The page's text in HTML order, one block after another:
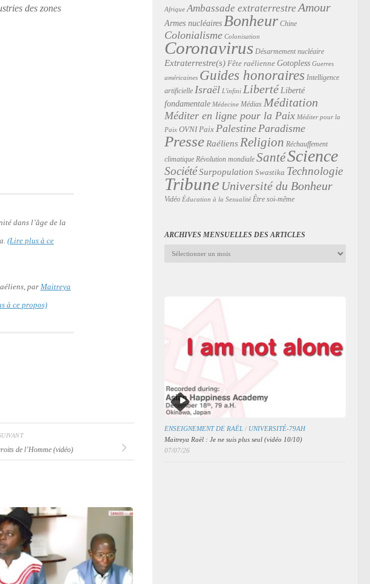
des zones
dans l’âge de la
(Lire plus à ce
parMaitreya
à ce propos)
de l’Homme (vidéo)
Afrique Ambassade extraterrestre Amour
Armes nucléaires Bonheur Chine
Colonialisme Colonisation
Coronavirus Désarmement nucléaire
Extraterrestre(s) Fête raélienne Gotopless Guerres
américaines Guides honoraires Intelligence
artificielle Israël L'infini Liberté Liberté
fondamentale Médecine Médias Méditation
Méditer en ligne pour la Paix Méditer pour la
Paix OVNI Paix PalestineParadisme
PresseRaéliens Religion Réchauffement
climatique Révolution mondiale SantéScience
SociétéSurpopulation Swastika Technologie
Tribune Université du Bonheur
Vidéo Éducation à la Sexualité Être soi-même
ARCHIVES MENSUELLES DES ARTICLES
Archives
ENSEIGNEMENT DE RAËL / UNIVERSITÉ-79AH
Maitreya Raël : Je ne suis plus seul (vidéo 10/10)
07/07/26